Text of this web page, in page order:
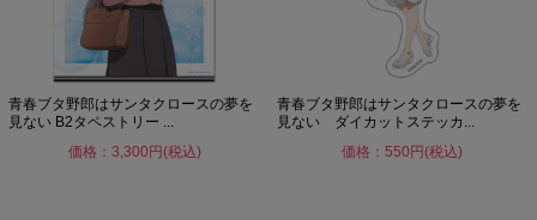
青春ブタ野郎はサンタクロースの夢を
見ない B2タペストリー ...
価格：3,300円(税込)
青春ブタ野郎はサンタクロースの夢を
見ない ダイカットステッカ...
価格：550円(税込)